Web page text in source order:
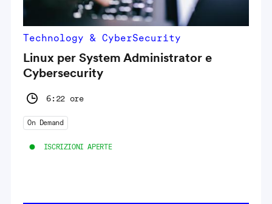
Technology & CyberSecurity
Linux per System Administrator e
Cybersecurity
6:22 ore
On Demand
ISCRIZIONI APERTE